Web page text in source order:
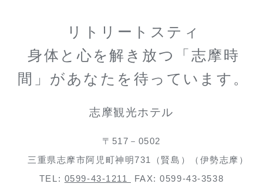
リトリートスティ
身体と心を解き放つ「志摩時
間」があなたを待っています。
志摩観光ホテル
〒517－0502
三重県志摩市阿児町神明731（賢島）（伊勢志摩）
TEL: 0599-43-1211 FAX: 0599-43-3538